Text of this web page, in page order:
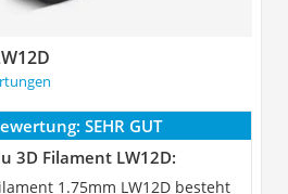
SEHR GUT
3D Filament LW12D:
1.75mm LW12D besteht